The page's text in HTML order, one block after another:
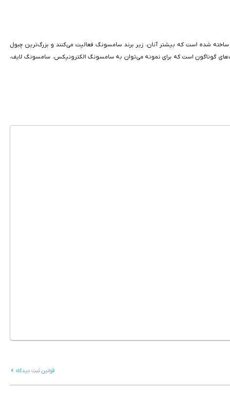
شده است که بیشتر آنان، زیر برند سامسونگ فعالیت می‌کنند و بزرگ‌ترین چبول
و زیرمجموعه در صنعت‌های گوناگون است که برای نمونه می‌توان به سامسونگ الکترونیکس، سامسونگ لایف،
قوانین ثبت دیدگاه